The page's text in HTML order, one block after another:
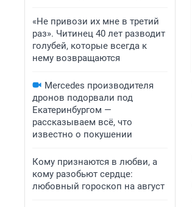
«Не привози их мне в третий
раз». Читинец 40 лет разводит
голубей, которые всегда к
нему возвращаются
Mercedes производителя
дронов подорвали под
Екатеринбургом —
рассказываем всё, что
известно о покушении
Кому признаются в любви, а
кому разобьют сердце:
любовный гороскоп на август